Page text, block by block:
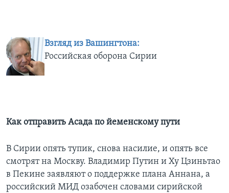
Взгляд из Вашингтона:
Российская оборона Сирии
Как отправить Асада по йеменскому пути
В Сирии опять тупик, снова насилие, и опять все
смотрят на Москву. Владимир Путин и Ху Цзиньтао
в Пекине заявляют о поддержке плана Аннана, а
российский МИД озабочен словами сирийской